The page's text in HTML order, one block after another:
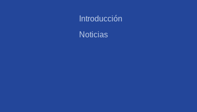
Introducción
Noticias